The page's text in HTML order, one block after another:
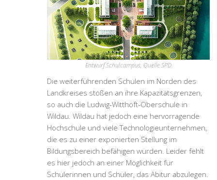
Entwurf Schulcampus, Quelle SPD
Die weiterführenden Schulen im Norden des
Landkreises stoßen an ihre Kapazitätsgrenzen,
so auch die Ludwig-Witthöft-Oberschule in
Wildau. Wildau hat jedoch eine hervorragende
Hochschule und viele Technologieunternehmen,
die es zu einer exponierten Stellung im
Bildungsbereich befähigen würden. Leider fehlt
es hier jedoch an einer Möglichkeit für
Schülerinnen und Schüler, das Abitur abzulegen.